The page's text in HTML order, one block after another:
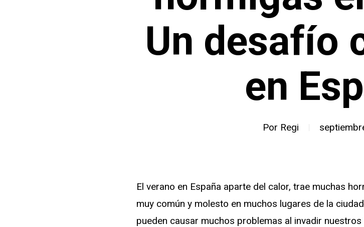
Un desafío
en
Por Regi
El verano en España aparte del calor, trae muchas
muy común y molesto en muchos lugares de la
pueden causar muchos problemas al invadir